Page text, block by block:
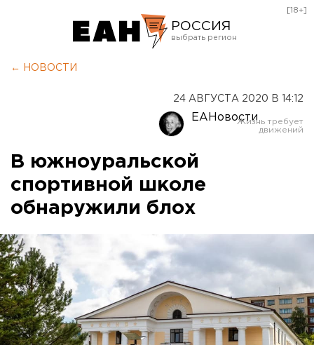
РОССИЯ
Оренбург
[18+]
← НОВОСТИ
24 АВГУСТА 2020 В 14:12
ЕАНовости
В южноуральской
спортивной школе
обнаружили блох